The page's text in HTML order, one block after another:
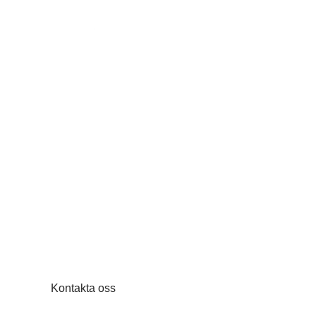
Kontakta oss